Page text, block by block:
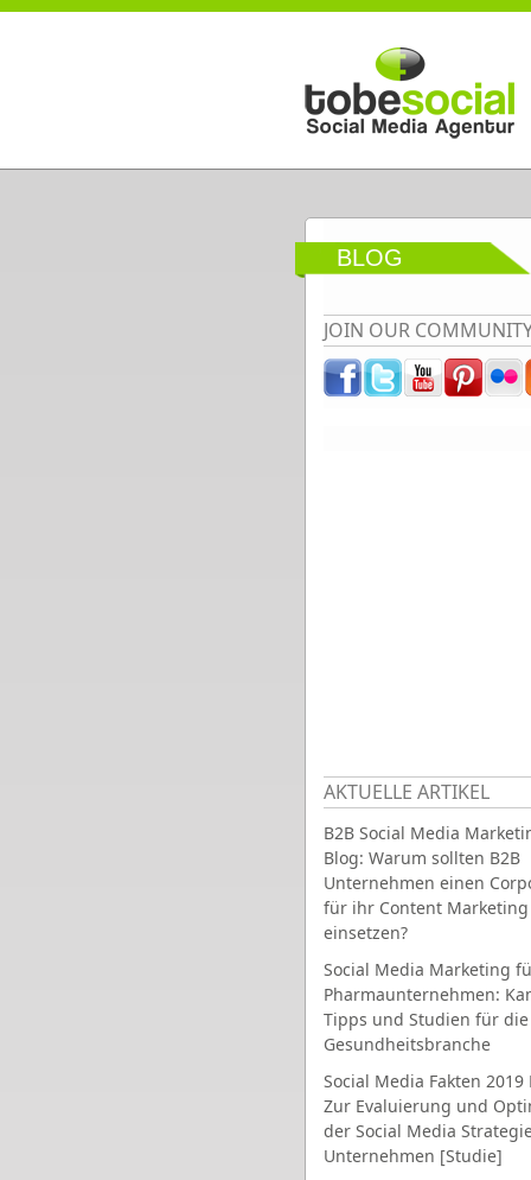
Direkt zum Inhalt
BLOG
JOIN OUR
AKTUELLE ARTIKEL
B2B Social Media
Blog: Warum sollten B2B
Unternehmen einen
für ihr Content Marketing
einsetzen?
Social Media Marketing
Pharmaunternehmen:
Tipps und Studien für die
Gesundheitsbranche
Social Media Fakten 2019
Zur Evaluierung und
der Social Media
Unternehmen [Studie]